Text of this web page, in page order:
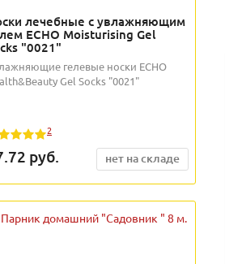
лечебные с увлажняющим
ECHO Moisturising Gel
"0021"
гелевые носки ECHO
Gel Socks "0021"
2
руб. нет на складе